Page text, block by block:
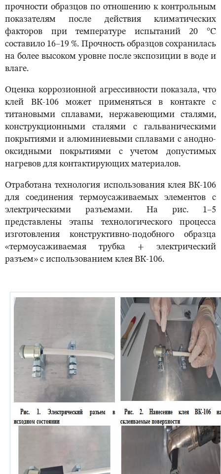
прочности образцов по отношению к контрольным
показателям после действия климатических
факторов при температуре испытаний 20 °С
составило 16–19 %. Прочность образцов сохранилась
на более высоком уровне после экспозиции в воде и
влаге.
Оценка коррозионной агрессивности показала, что
клей ВК-106 может применяться в контакте с
титановыми сплавами, нержавеющими сталями,
конструкционными сталями с гальваническими
покрытиями и алюминиевыми сплавами с анодно-
оксидными покрытиями с учетом допустимых
нагревов для контактирующих материалов.
Отработана технология использования клея ВК-106
для соединения термоусаживаемых элементов с
электрическими разъемами. На рис. 1–5
представлены этапы технологического процесса
изготовления конструктивно-подобного образца
«термоусаживаемая трубка + электрический
разъем» с использованием клея ВК-106.